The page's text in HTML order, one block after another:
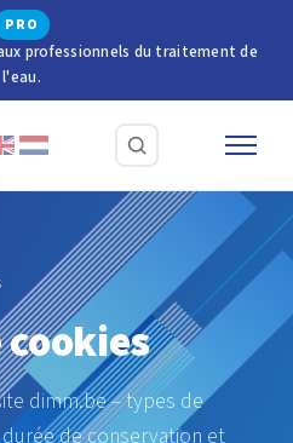
PRO
professionnels du traitement de
l'eau.
dimm.be – types de
de conservation et